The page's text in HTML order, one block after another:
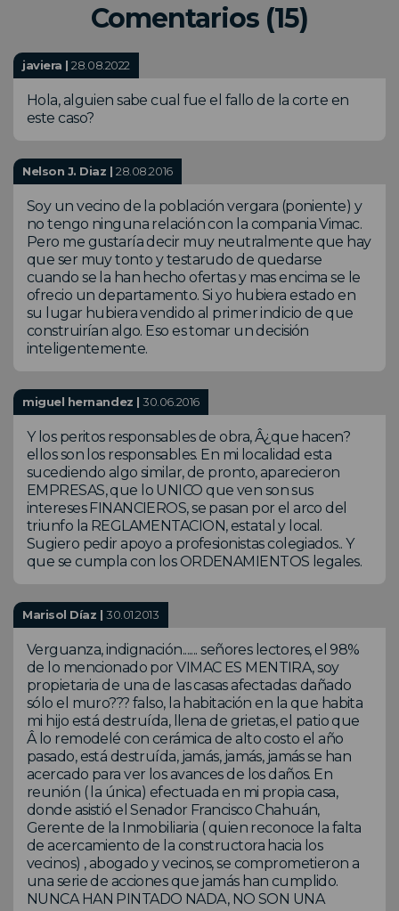
Comentarios (15)
javiera |28.08.2022
Hola, alguien sabe cual fue el fallo de la corte en
este caso?
Nelson J. Diaz |28.08.2016
Soy un vecino de la población vergara (poniente) y
no tengo ninguna relación con la compania Vimac.
Pero me gustaría decir muy neutralmente que hay
que ser muy tonto y testarudo de quedarse
cuando se la han hecho ofertas y mas encima se le
ofrecio un departamento. Si yo hubiera estado en
su lugar hubiera vendido al primer indicio de que
construirían algo. Eso es tomar un decisión
inteligentemente.
miguel hernandez |30.06.2016
Y los peritos responsables de obra, Â¿que hacen?
ellos son los responsables. En mi localidad esta
sucediendo algo similar, de pronto, aparecieron
EMPRESAS, que lo UNICO que ven son sus
intereses FINANCIEROS, se pasan por el arco del
triunfo la REGLAMENTACION, estatal y local.
Sugiero pedir apoyo a profesionistas colegiados.. Y
que se cumpla con los ORDENAMIENTOS legales.
Marisol Díaz |30.01.2013
Verguanza, indignación....... señores lectores, el 98%
de lo mencionado por VIMAC ES MENTIRA, soy
propietaria de una de las casas afectadas: dañado
sólo el muro??? falso, la habitación en la que habita
mi hijo está destruída, llena de grietas, el patio que
Â lo remodelé con cerámica de alto costo el año
pasado, está destruída, jamás, jamás, jamás se han
acercado para ver los avances de los daños. En
reunión ( la única) efectuada en mi propia casa,
donde asistió el Senador Francisco Chahuán,
Gerente de la Inmobiliaria ( quien reconoce la falta
de acercamiento de la constructora hacia los
vecinos) , abogado y vecinos, se comprometieron a
una serie de acciones que jamás han cumplido.
NUNCA HAN PINTADO NADA, NO SON UNA